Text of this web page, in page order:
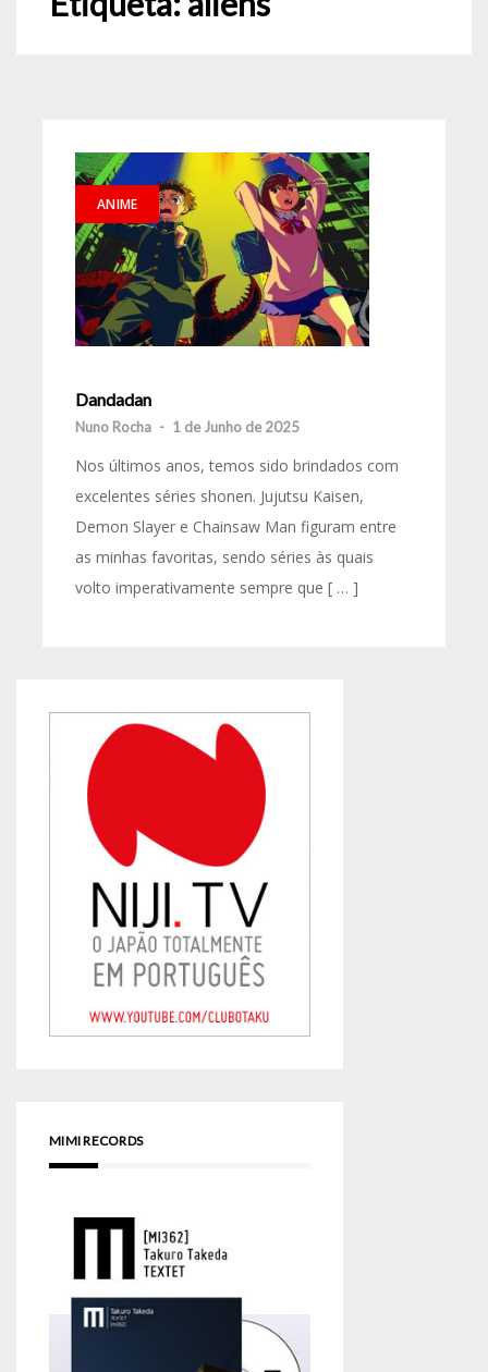
ANIME
Dandadan
Nuno Rocha - 1 de Junho de 2025
Nos últimos anos, temos sido brindados com
excelentes séries shonen. Jujutsu Kaisen,
Demon Slayer e Chainsaw Man figuram entre
as minhas favoritas, sendo séries às quais
volto imperativamente sempre que [ … ]
MIMI RECORDS